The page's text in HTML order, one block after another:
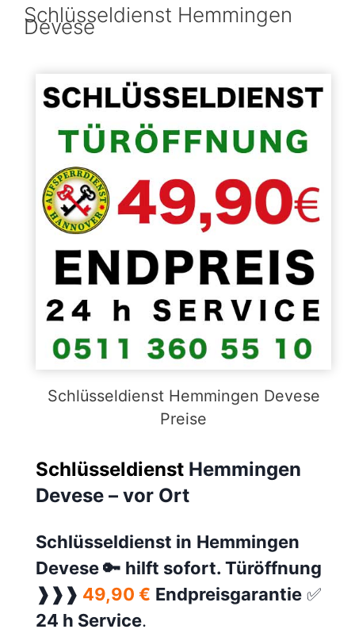
Schlüsseldienst Hemmingen
Devese
Schlüsseldienst Hemmingen Devese
Preise
Schlüsseldienst Hemmingen
Devese – vor Ort
Schlüsseldienst in Hemmingen
Devese🔑 hilft sofort. Türöffnung
❱❱❱ 49,90 € Endpreisgarantie ✅
24 h Service.